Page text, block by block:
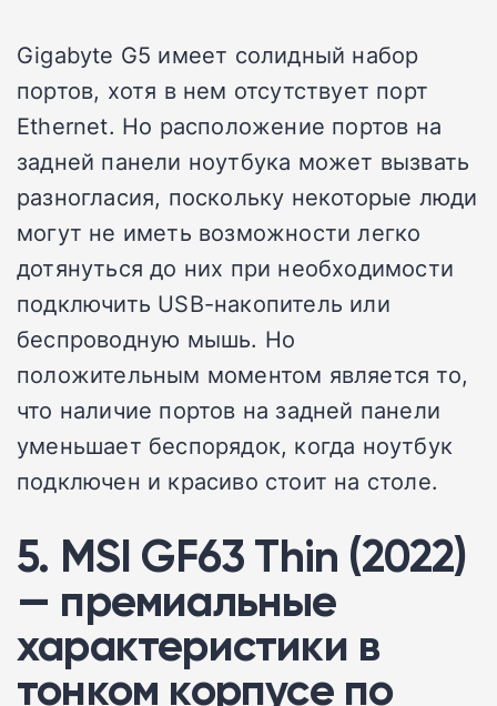
Gigabyte G5 имеет солидный набор
портов, хотя в нем отсутствует порт
Ethernet. Но расположение портов на
задней панели ноутбука может вызвать
разногласия, поскольку некоторые люди
могут не иметь возможности легко
дотянуться до них при необходимости
подключить USB-накопитель или
беспроводную мышь. Но
положительным моментом является то,
что наличие портов на задней панели
уменьшает беспорядок, когда ноутбук
подключен и красиво стоит на столе.
5. MSI GF63 Thin (2022)
— премиальные
характеристики в
тонком корпусе по